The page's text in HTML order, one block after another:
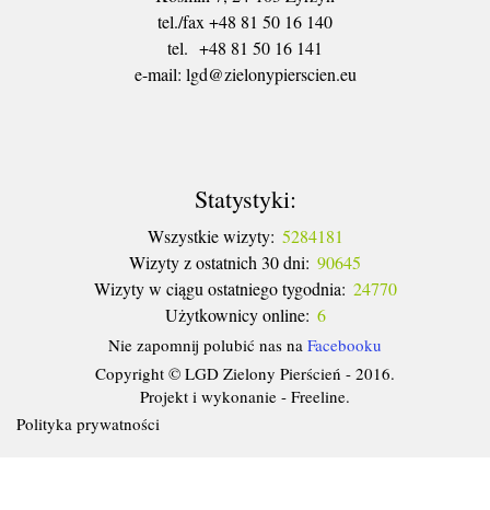
tel./fax +48 81 50 16 140
tel. +48 81 50 16 141
​e-mail: lgd@zielonypierscien.eu
Statystyki:
Wszystkie wizyty: 5284181
Wizyty z ostatnich 30 dni: 90645
Wizyty w ciągu ostatniego tygodnia: 24770
Użytkownicy online: 6
Nie zapomnij polubić nas na Facebooku
Copyright © LGD Zielony Pierścień - 2016.
Projekt i wykonanie - Freeline.
Polityka prywatności